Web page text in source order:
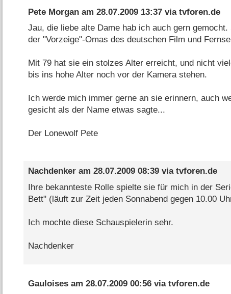
Pete Morganam 28.07.2009 13:37via tvforen.de
Jau, die liebe alte Dame hab ich auch gern gemocht.
der "Vorzeige"-Omas des deutschen Film und
Mit 79 hat sie ein stolzes Alter erreicht, und nicht
bis ins hohe Alter noch vor der Kamera stehen.
Ich werde mich immer gerne an sie erinnern, auch
gesicht als der Name etwas sagte...
Der Lonewolf Pete
Nachdenkeram 28.07.2009 08:39via tvforen.de
Ihre bekannteste Rolle spielte sie für mich in der
Bett" (läuft zur Zeit jeden Sonnabend gegen 10.00
Ich mochte diese Schauspielerin sehr.
Nachdenker
Gauloisesam 28.07.2009 00:56via tvforen.de